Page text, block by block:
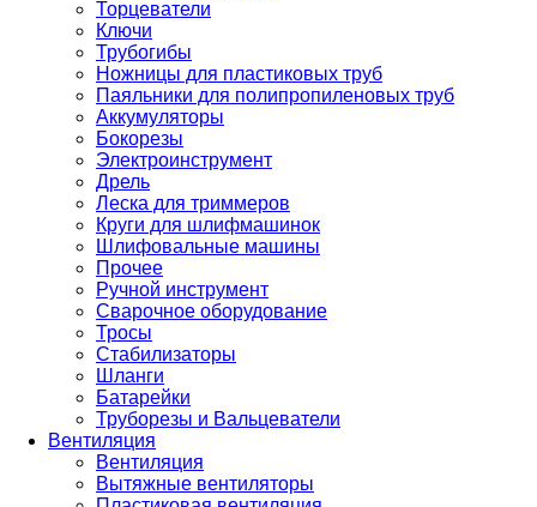
Торцеватели
Ключи
Трубогибы
Ножницы для пластиковых труб
Паяльники для полипропиленовых труб
Аккумуляторы
Бокорезы
Электроинструмент
Дрель
Леска для триммеров
Круги для шлифмашинок
Шлифовальные машины
Прочее
Ручной инструмент
Сварочное оборудование
Тросы
Стабилизаторы
Шланги
Батарейки
Труборезы и Вальцеватели
Вентиляция
Вентиляция
Вытяжные вентиляторы